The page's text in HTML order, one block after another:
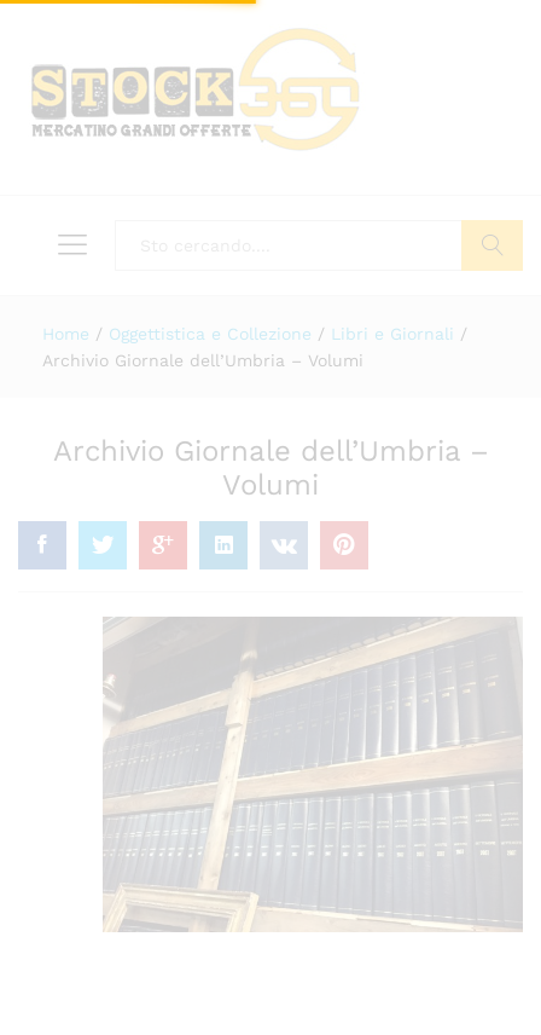
Home / Oggettistica e Collezione / Libri e Giornali /
Archivio Giornale dell’Umbria – Volumi
Archivio Giornale dell’Umbria –
Volumi